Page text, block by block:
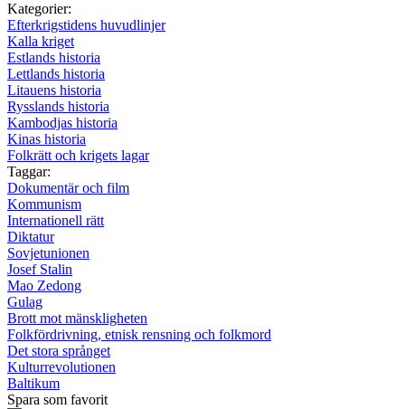
Kategorier:
Efterkrigstidens huvudlinjer
Kalla kriget
Estlands historia
Lettlands historia
Litauens historia
Rysslands historia
Kambodjas historia
Kinas historia
Folkrätt och krigets lagar
Taggar:
Dokumentär och film
Kommunism
Internationell rätt
Diktatur
Sovjetunionen
Josef Stalin
Mao Zedong
Gulag
Brott mot mänskligheten
Folkfördrivning, etnisk rensning och folkmord
Det stora språnget
Kulturrevolutionen
Baltikum
Spara som favorit